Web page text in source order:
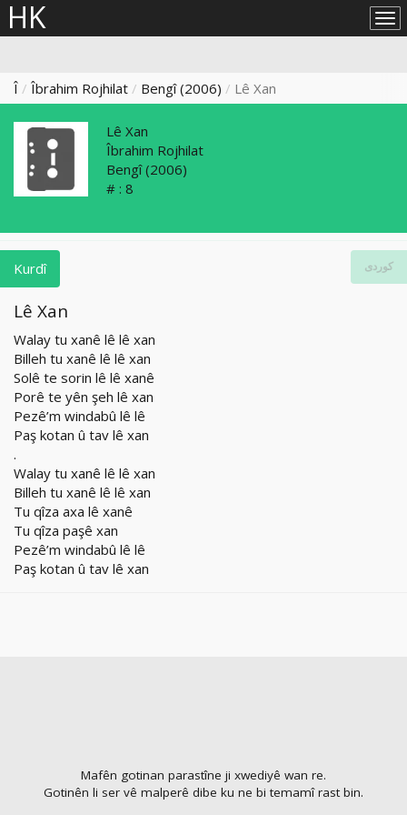
HK
Î Îbrahim Rojhilat Bengî (2006) Lê Xan
Lê Xan
Îbrahim Rojhilat
Bengî (2006)
# : 8
Kurdî کوردی
Lê Xan
Walay tu xanê lê lê xan
Billeh tu xanê lê lê xan
Solê te sorin lê lê xanê
Porê te yên şeh lê xan
Pezê’m windabû lê lê
Paş kotan û tav lê xan
.
Walay tu xanê lê lê xan
Billeh tu xanê lê lê xan
Tu qîza axa lê xanê
Tu qîza paşê xan
Pezê’m windabû lê lê
Paş kotan û tav lê xan
Mafên gotinan parastîne ji xwediyê wan re.
Gotinên li ser vê malperê dibe ku ne bi temamî rast bin.